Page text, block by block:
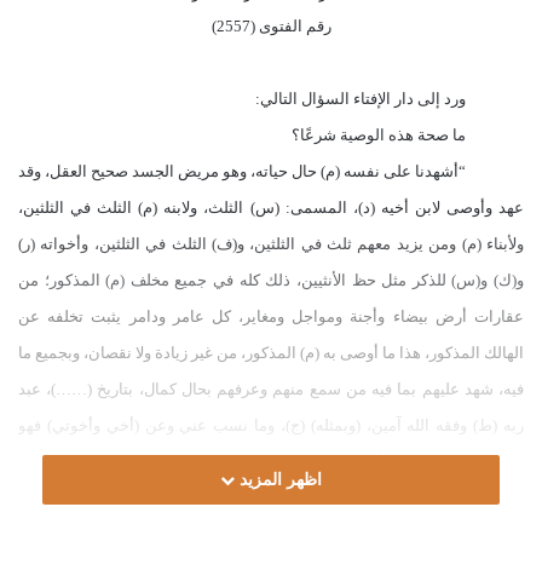
رقم الفتوى (2557)
ورد إلى دار الإفتاء السؤال التالي:
ما صحة هذه الوصية شرعًا؟
“أشهدنا على نفسه (م) حال حياته، وهو مريض الجسد صحيح العقل، وقد
عهد وأوصى لابن أخيه (د)، المسمى: (س) الثلث، ولابنه (م) الثلث في الثلثين،
ولأبناء (م) ومن يزيد معهم ثلث في الثلثين، و(ف) الثلث في الثلثين، وأخواته (ر)
و(ك) و(س) للذكر مثل حظ الأنثيين، ذلك كله في جميع مخلف (م) المذكور؛ من
عقارات أرض بيضاء وأجنة ومواجل ومغاير، كل عامر ودامر يثبت تخلفه عن
الهالك المذكور، هذا ما أوصى به (م) المذكور، من غير زيادة ولا نقصان، وبجميع ما
فيه، شهد عليهم بما فيه من سمع منهم وعرفهم بحال كمال، بتاريخ (……)، عبد
ربه (ط) وفقه الله آمين، (وبمثله) (ج)، وما نسب عني وعن (أخي وأخوتي) فهو
صحيح، (س)”؟ أفتونا مأجوين.
اظهر المزيد